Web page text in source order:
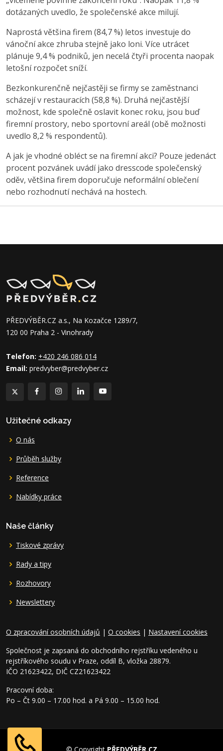
dotázaných uvedlo, že společenské akce milují.
Naprostá většina firem (84,7 %) letos investuje do
vánoční akce zhruba stejně jako loni. Více utrácet
plánuje 9,4 % podniků, jen necelá čtyři procenta naopak
letošní rozpočet sníží.
Bezkonkurenčně nejčastěji se firmy se zaměstnanci
scházejí v restauracích (58,8 %). Druhá nejčastější
možnost, kde společně oslavit konec roku, jsou buď
firemní prostory, nebo sportovní areál (obě možnosti
uvedlo 8,2 % respondentů).
A jak je vhodné obléct se na firemní akci? Pouze jedenáct
procent pozvánek uvádí jako dresscode společenský
oděv, většina firem doporučuje neformální oblečení
nebo rozhodnutí nechává na hostech.
PŘEDVÝBĚR.CZ a.s., Na Kozačce 1289/7,
120 00 Praha 2 - Vinohrady
Telefon: +420 246 086 014
Email: predvyber@predvyber.cz
Užitečné odkazy
O nás
Průběh služby
Reference
Nabídky práce
Naše články
Tiskové zprávy
Rady a tipy
Rozhovory
Newslettery
O zpracování osobních údajů | O cookies | Nastavení cookies
Společnost je zapsaná do obchodního rejstříku vedeného u
rejstříkového soudu v Praze, oddíl B, vložka 28879.
IČO 21623422, DIČ CZ21623422
Pracovní doba:
Po – Čt 9.00 – 17.00 hod. a Pá 9.00 – 15.00 hod.